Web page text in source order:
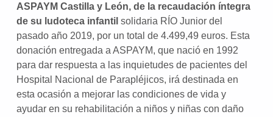
ASPAYM Castilla y León, de la recaudación íntegra
de su ludoteca infantil solidaria RÍO Junior del
pasado año 2019, por un total de 4.499,49 euros. Esta
donación entregada a ASPAYM, que nació en 1992
para dar respuesta a las inquietudes de pacientes del
Hospital Nacional de Parapléjicos, irá destinada en
esta ocasión a mejorar las condiciones de vida y
ayudar en su rehabilitación a niños y niñas con daño